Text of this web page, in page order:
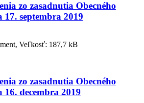
zo zasadnutia Obecného
septembra 2019
Veľkosť: 187,7 kB
zo zasadnutia Obecného
decembra 2019